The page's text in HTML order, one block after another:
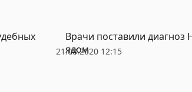
21.08.2020 12:15
Врачи поставили диагноз
ядом